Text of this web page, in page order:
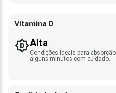
Vitamina D
Alta
Condições ideais para
alguns minutos com cuidado.